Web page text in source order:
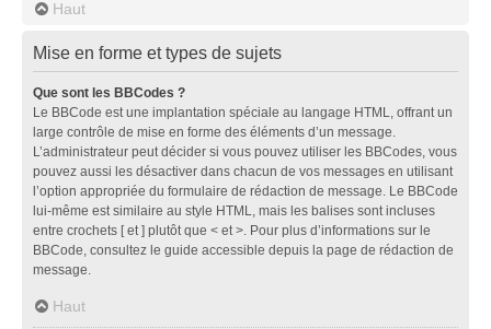
Haut
Mise en forme et types de sujets
Que sont les BBCodes ?
Le BBCode est une implantation spéciale au langage HTML, offrant un
large contrôle de mise en forme des éléments d’un message.
L’administrateur peut décider si vous pouvez utiliser les BBCodes, vous
pouvez aussi les désactiver dans chacun de vos messages en utilisant
l’option appropriée du formulaire de rédaction de message. Le BBCode
lui-même est similaire au style HTML, mais les balises sont incluses
entre crochets [ et ] plutôt que < et >. Pour plus d’informations sur le
BBCode, consultez le guide accessible depuis la page de rédaction de
message.
Haut